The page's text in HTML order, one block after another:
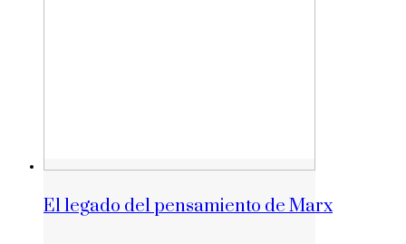
El legado del pensamiento de Marx